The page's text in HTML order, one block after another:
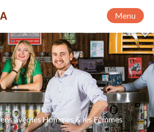
Menu
avec les Hommes & les Femmes